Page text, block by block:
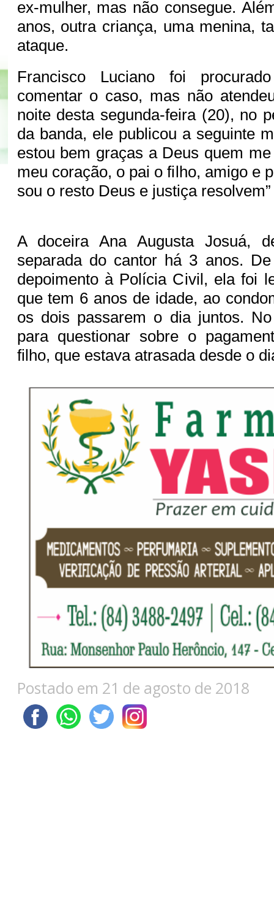
ex-mulher, mas não consegue.
anos, outra criança, uma menina,
ataque.
Francisco Luciano foi
comentar o caso, mas não
noite desta segunda-feira (20), no
da banda, ele publicou a seguinte
estou bem graças a Deus quem
meu coração, o pai o filho, amigo e
sou o resto Deus e justiça
A doceira Ana Augusta Josuá,
separada do cantor há 3 anos.
depoimento à Polícia Civil, ela foi
que tem 6 anos de idade, ao
os dois passarem o dia juntos.
para questionar sobre o
filho, que estava atrasada desde o
Postado em 21 de agosto de 2018